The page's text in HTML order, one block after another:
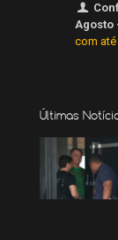
Agosto
com até
Últimas